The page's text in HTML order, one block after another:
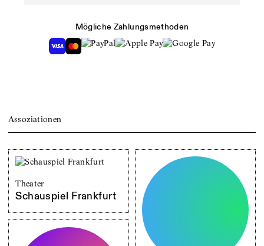
Mögliche Zahlungsmethoden
Assoziationen
Theater
Schauspiel Frankfurt